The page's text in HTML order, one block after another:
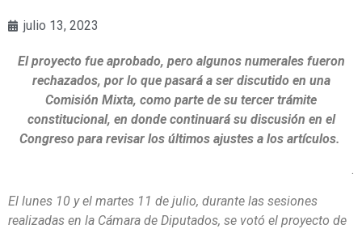
julio 13, 2023
El proyecto fue aprobado, pero algunos numerales fueron
rechazados, por lo que pasará a ser discutido en una
Comisión Mixta, como parte de su tercer trámite
constitucional, en donde continuará su discusión en el
Congreso para revisar los últimos ajustes a los artículos.
.
El lunes 10 y el martes 11 de julio, durante las sesiones
realizadas en la Cámara de Diputados, se votó el proyecto de